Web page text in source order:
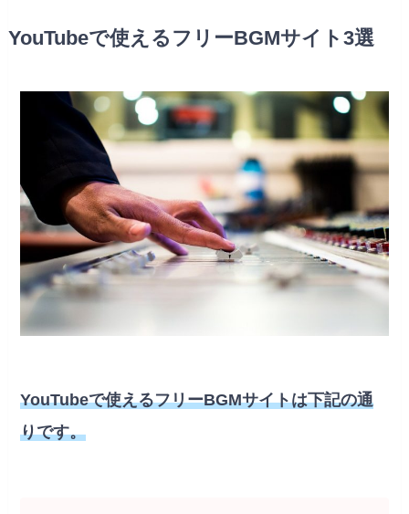
YouTubeで使えるフリーBGMサイト3選
YouTubeで使えるフリーBGMサイトは下記の通
りです。